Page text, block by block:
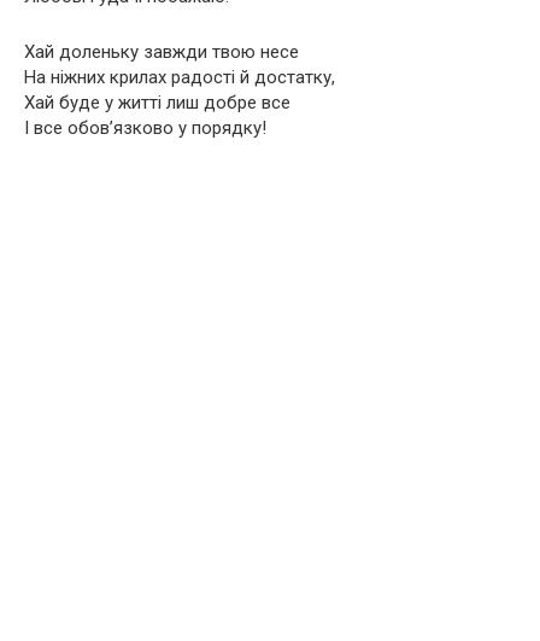
Хай доленьку завжди твою несе
На ніжних крилах радості й достатку,
Хай буде у житті лиш добре все
І все обов’язково у порядку!